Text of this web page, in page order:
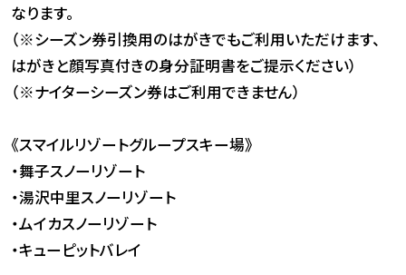
なります。
（※シーズン券引換用のはがきでもご利用いただけます、
はがきと顔写真付きの身分証明書をご提示ください）
（※ナイターシーズン券はご利用できません）
《スマイルリゾートグループスキー場》
・舞子スノーリゾート
・湯沢中里スノーリゾート
・ムイカスノーリゾート
・キューピットバレイ